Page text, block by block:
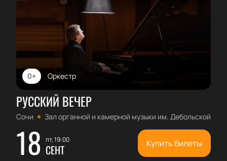
Оркестр
0+
РУССКИЙ ВЕЧЕР
Сочи Зал органной и камерной музыки им. Дебольской
18 пт, 19:00
СЕНТ Купить билеты